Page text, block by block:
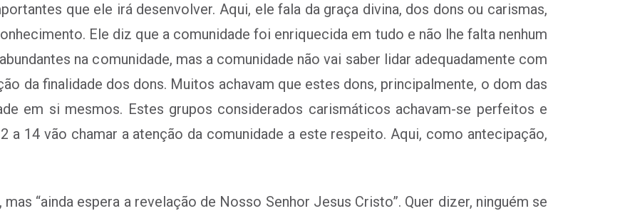
que ele irá desenvolver. Aqui, ele fala da graça divina, dos dons ou carismas,
Ele diz que a comunidade foi enriquecida em tudo e não lhe falta nenhum
na comunidade, mas a comunidade não vai saber lidar adequadamente com
da finalidade dos dons. Muitos achavam que estes dons, principalmente, o dom das
em si mesmos. Estes grupos considerados carismáticos achavam-se perfeitos e
a 14 vão chamar a atenção da comunidade a este respeito. Aqui, como antecipação,
“ainda espera a revelação de Nosso Senhor Jesus Cristo”. Quer dizer, ninguém se